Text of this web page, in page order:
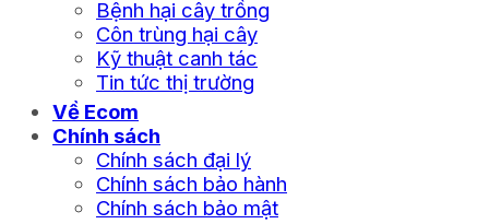
Bệnh hại cây trồng
Côn trùng hại cây
Kỹ thuật canh tác
Tin tức thị trường
Về Ecom
Chính sách
Chính sách đại lý
Chính sách bảo hành
Chính sách bảo mật